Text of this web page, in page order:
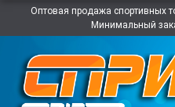
Оптовая продажа спортивных
Минимальный